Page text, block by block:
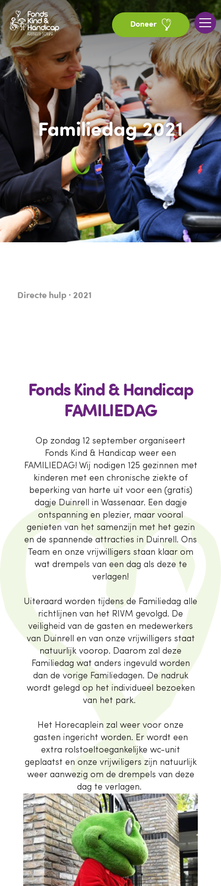
Doneer
Familiedag 2021
Directe hulp · 2021
Fonds Kind & Handicap
FAMILIEDAG
Op zondag 12 september organiseert
Fonds Kind & Handicap weer een
FAMILIEDAG! Wij nodigen 125 gezinnen met
kinderen met een chronische ziekte of
beperking van harte uit voor een (gratis)
dagje Duinrell in Wassenaar. Een dagje
ontspanning en plezier, maar vooral
genieten van het samenzijn met het gezin
en de spannende attracties in Duinrell. Ons
Team en onze vrijwilligers staan klaar om
wat drempels van een dag als deze te
verlagen!
Uiteraard worden tijdens de Familiedag alle
richtlijnen van het RIVM gevolgd. De
veiligheid van de gasten en medewerkers
van Duinrell en van onze vrijwilligers staat
natuurlijk voorop. Daarom zal deze
Familiedag wat anders ingevuld worden
dan de vorige Familiedagen. De nadruk
wordt gelegd op het individueel bezoeken
van het park.
Het Horecaplein zal weer voor onze
gasten ingericht worden. Er wordt een
extra rolstoeltoegankelijke wc-unit
geplaatst en onze vrijwiligers zijn natuurlijk
weer aanwezig om de drempels van deze
dag te verlagen.